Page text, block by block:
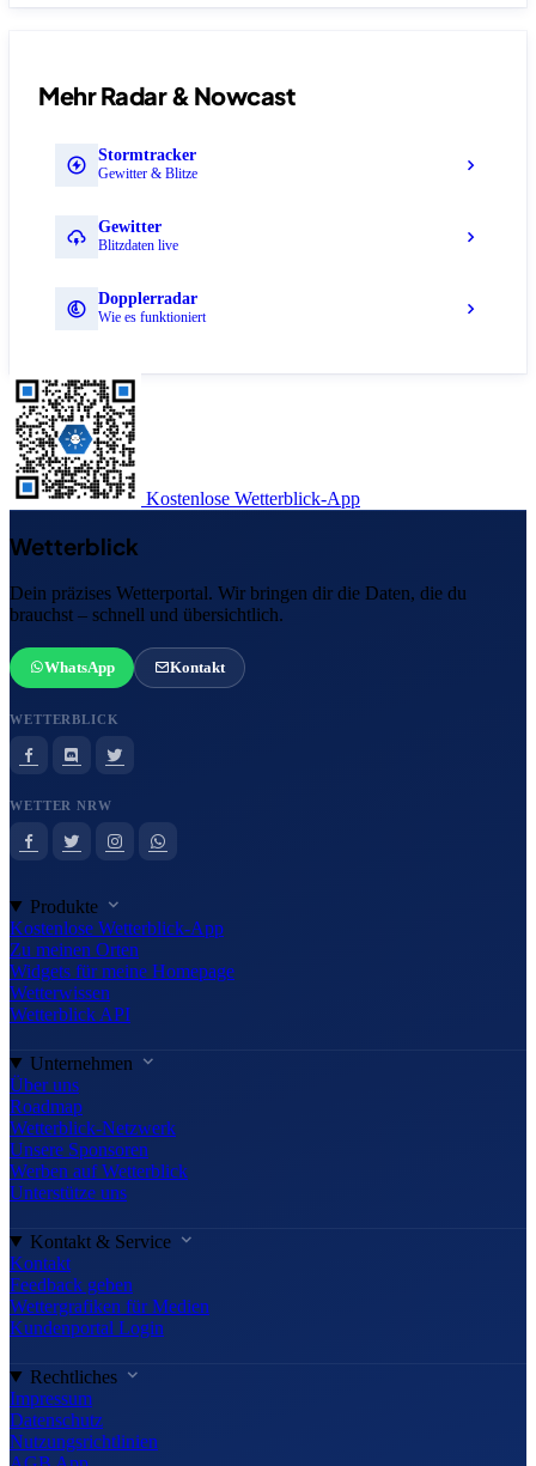
Mehr Radar & Nowcast
Stormtracker
Gewitter & Blitze
Gewitter
Blitzdaten live
Dopplerradar
Wie es funktioniert
Kostenlose Wetterblick-App
Wetterblick
Dein präzises Wetterportal. Wir bringen dir die Daten, die du
brauchst – schnell und übersichtlich.
WhatsApp Kontakt
WETTERBLICK
WETTER NRW
Produkte
Kostenlose Wetterblick-App
Zu meinen Orten
Widgets für meine Homepage
Wetterwissen
Wetterblick API
Unternehmen
Über uns
Roadmap
Wetterblick-Netzwerk
Unsere Sponsoren
Werben auf Wetterblick
Unterstütze uns
Kontakt & Service
Kontakt
Feedback geben
Wettergrafiken für Medien
Kundenportal Login
Rechtliches
Impressum
Datenschutz
Nutzungsrichtlinien